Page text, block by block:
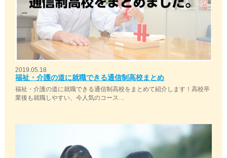
2019.05.18
福祉・介護の道に就職できる通信制高校まとめ
福祉・介護の道に就職できる通信制高校をまとめて紹介します！高校卒
業後も就職しやすい、今人気のコース…